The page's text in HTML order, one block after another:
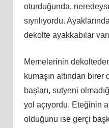
oturduğunda,
sıyrılıyordu.
dekolte ayakkabılar
Memelerinin
kumaşın altından
başları, sutyeni
yol açıyordu. Eteğinin
olduğunu ise gerçi